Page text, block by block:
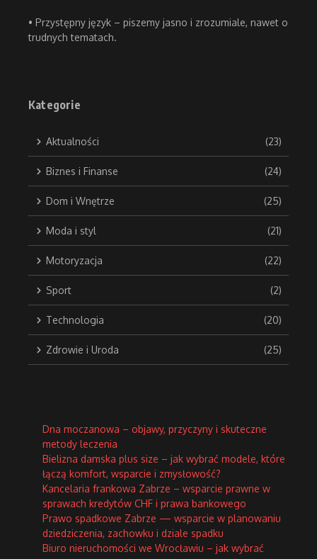
• Przystępny język – piszemy jasno i zrozumiale, nawet o
trudnych tematach.
Kategorie
Aktualności (23)
Biznes i Finanse (24)
Dom i Wnętrze (25)
Moda i styl (21)
Motoryzacja (22)
Sport (2)
Technologia (20)
Zdrowie i Uroda (25)
Dna moczanowa – objawy, przyczyny i skuteczne
metody leczenia
Bielizna damska plus size – jak wybrać modele, które
łączą komfort, wsparcie i zmysłowość?
Kancelaria frankowa Zabrze – wsparcie prawne w
sprawach kredytów CHF i prawa bankowego
Prawo spadkowe Zabrze — wsparcie w planowaniu
dziedziczenia, zachowku i dziale spadku
Biuro nieruchomości we Wrocławiu – jak wybrać